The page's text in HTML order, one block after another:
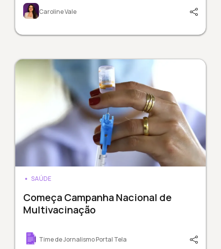
Caroline Vale
SAÚDE
Começa Campanha Nacional de
Multivacinação
Time de Jornalismo Portal Tela